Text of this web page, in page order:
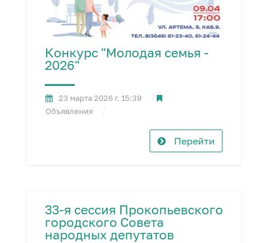
Конкурс "Молодая семья -
2026"
23 марта 2026 г. 15:39
Объявления
Перейти
33-я сессия Прокопьевского
городского Совета
народных депутатов